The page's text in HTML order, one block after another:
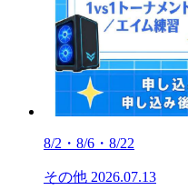
8/2・8/6・8/22
その他 2026.07.13